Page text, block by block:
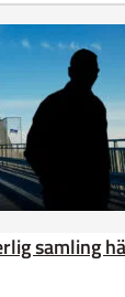
samling